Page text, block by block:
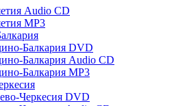
Audio CD
MP3
Балкария DVD
Балкария Audio CD
Балкария MP3
Черкесия DVD